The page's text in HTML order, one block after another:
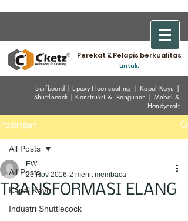
Perekat & Pelapis berkualitas
untuk:
Surfboard |EpoxyFloor-coating |Kapal Kayu |
Shuttlecock |Konstruksi & Bangunan | Mebel &
Handycraft
Postingan
All Posts
Kapal Kayu
Industri Shuttlecock
All Posts
TRANSFORMASI ELANG
EW
23 Nov 2016 2 menit membaca